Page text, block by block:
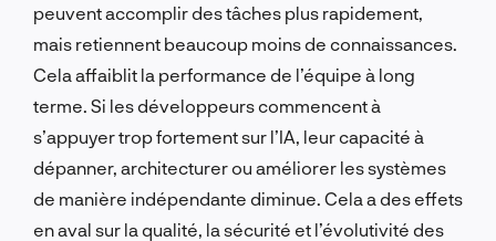
peuvent accomplir des tâches plus rapidement,
mais retiennent beaucoup moins de connaissances.
Cela affaiblit la performance de l’équipe à long
terme. Si les développeurs commencent à
s’appuyer trop fortement sur l’IA, leur capacité à
dépanner, architecturer ou améliorer les systèmes
de manière indépendante diminue. Cela a des effets
en aval sur la qualité, la sécurité et l’évolutivité des